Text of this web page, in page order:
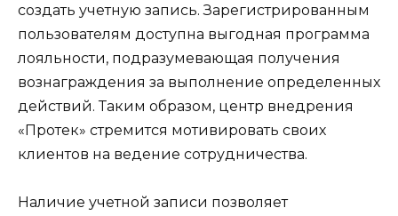
создать учетную запись. Зарегистрированным
пользователям доступна выгодная программа
лояльности, подразумевающая получения
вознаграждения за выполнение определенных
действий. Таким образом, центр внедрения
«Протек» стремится мотивировать своих
клиентов на ведение сотрудничества.
Наличие учетной записи позволяет